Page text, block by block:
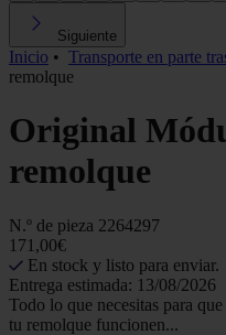
Siguiente
Inicio • Transporte en parte
remolque
Original
remolque
N.º de pieza 2264297
171,00€
En stock y listo para enviar.
Entrega estimada: 13/08/2026
Todo lo que necesitas para
tu remolque funcionen...